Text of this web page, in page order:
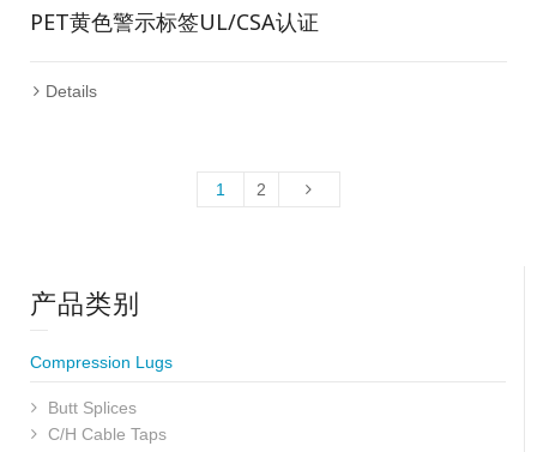
PET黄色警示标签UL/CSA认证
Details
1 2
产品类别
Compression Lugs
Butt Splices
C/H Cable Taps